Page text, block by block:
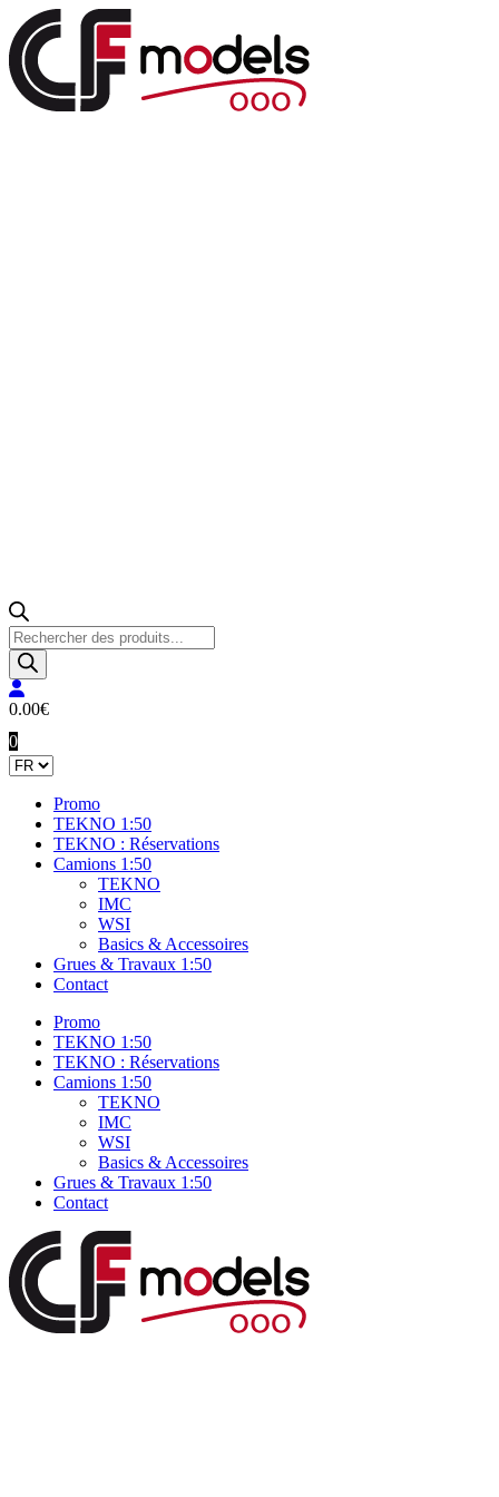
Recherche
de
produits
0.00€
0
Promo
TEKNO 1:50
TEKNO : Réservations
Camions 1:50
TEKNO
IMC
WSI
Basics & Accessoires
Grues & Travaux 1:50
Contact
Promo
TEKNO 1:50
TEKNO : Réservations
Camions 1:50
TEKNO
IMC
WSI
Basics & Accessoires
Grues & Travaux 1:50
Contact